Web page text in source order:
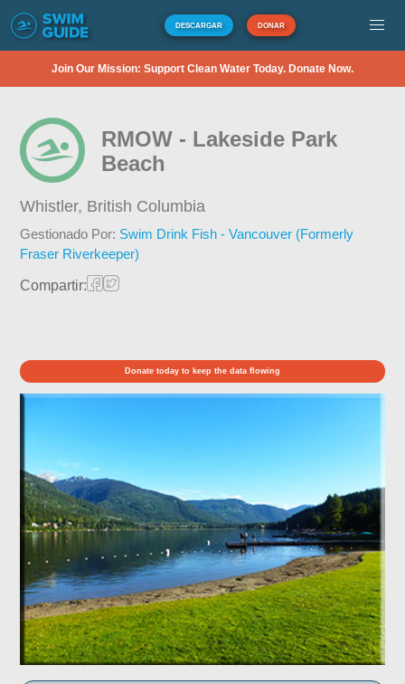
DESCARGAR DONAR
Join Our Mission: Support Clean Water Today. Donate Now.
RMOW - Lakeside Park
Beach
Whistler, British Columbia
Gestionado Por: Swim Drink Fish - Vancouver (Formerly
Fraser Riverkeeper)
Compartir:
Donate today to keep the data flowing